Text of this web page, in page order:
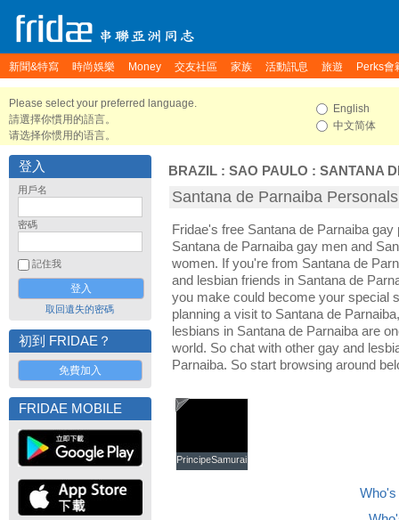
新聞&特寫 時尚娛樂 Money 交友社區 家族 活動訊息 旅遊 Perks會
Please select your preferred language.
請選擇你慣用的語言。
请选择你惯用的语言。
English
中文简体
登入
用戶名
密碼
記住我
取回遺失的密碼
初到 FRIDAE？
免費加入
FRIDAE MOBILE
BRAZIL : SAO PAULO : SANTANA
Santana de Parnaiba
Fridae's free Santana de Parnaiba
Santana de Parnaiba gay men and
women. If you're from Santana de
and lesbian friends in Santana de
you make could become your special
planning a visit to Santana de
lesbians in Santana de Parnaiba are
world. So chat with other gay and
Parnaiba. So start browsing around
PrincipeSamurai
PrincipeSamurai
Who's